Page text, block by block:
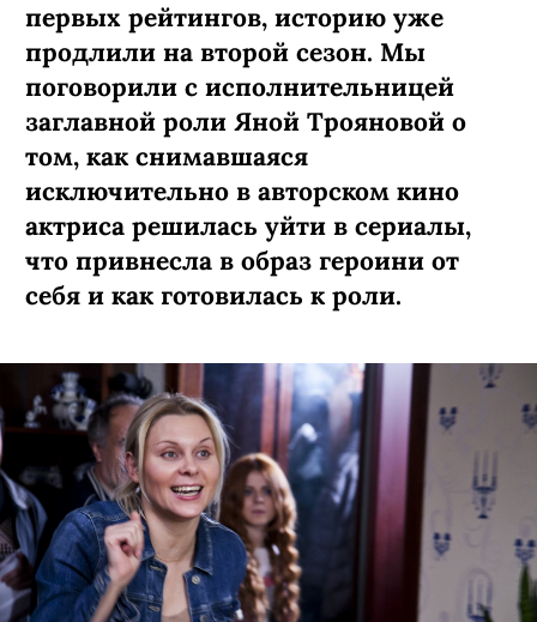
первых рейтингов, историю уже
продлили на второй сезон. Мы
поговорили с исполнительницей
заглавной роли Яной Трояновой о
том, как снимавшаяся
исключительно в авторском кино
актриса решилась уйти в сериалы,
что привнесла в образ героини от
себя и как готовилась к роли.